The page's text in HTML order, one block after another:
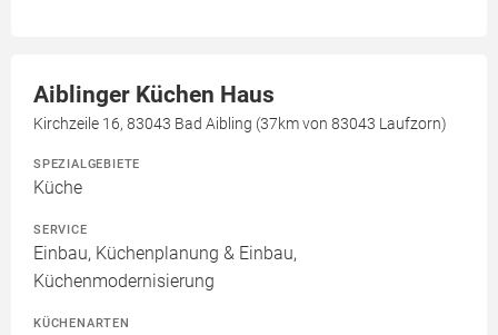
Aiblinger Küchen Haus
Kirchzeile 16, 83043 Bad Aibling (37km von 83043 Laufzorn)
SPEZIALGEBIETE
Küche
SERVICE
Einbau, Küchenplanung & Einbau,
Küchenmodernisierung
KÜCHENARTEN